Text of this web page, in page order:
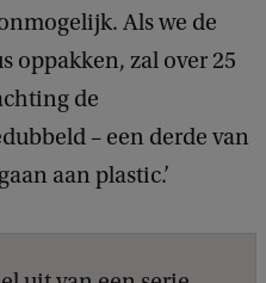
Als we de
oppakken, zal over 25
de
– een derde van
aan plastic.’